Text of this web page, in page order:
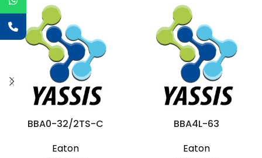
BBA0-32/2TS-C
Eaton
BBA4L-63
Eaton